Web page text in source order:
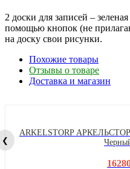
2 доски для записей –
помощью кнопок (не
на доску свои рисунки.
Похожие товары
Отзывы о товаре
Доставка и магазин
❮
ARKELSTORP